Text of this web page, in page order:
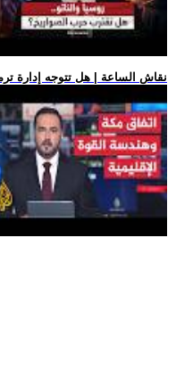
.. نقاش الساعة | هل تتوجه إدارة